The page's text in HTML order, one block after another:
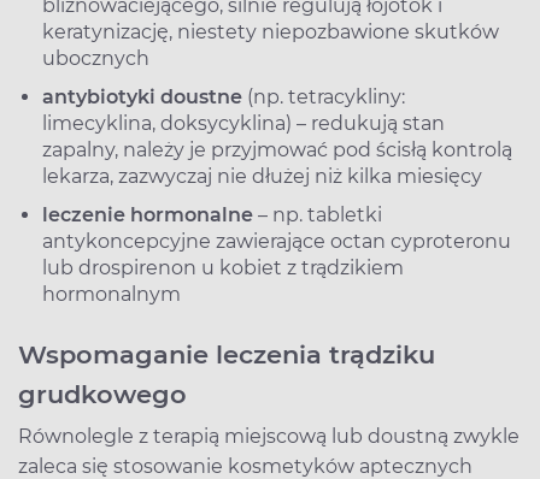
bliznowaciejącego, silnie regulują łojotok i
keratynizację, niestety niepozbawione skutków
ubocznych
antybiotyki doustne (np. tetracykliny:
limecyklina, doksycyklina) – redukują stan
zapalny, należy je przyjmować pod ścisłą kontrolą
lekarza, zazwyczaj nie dłużej niż kilka miesięcy
leczenie hormonalne – np. tabletki
antykoncepcyjne zawierające octan cyproteronu
lub drospirenon u kobiet z trądzikiem
hormonalnym
Wspomaganie leczenia trądziku
grudkowego
Równolegle z terapią miejscową lub doustną zwykle
zaleca się stosowanie kosmetyków aptecznych